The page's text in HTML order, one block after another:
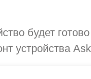
будет
устройства